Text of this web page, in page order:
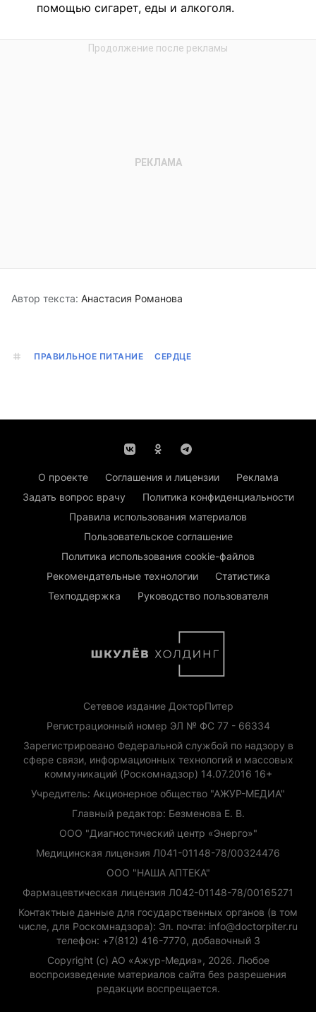
помощью сигарет, еды и алкоголя.
Автор текста: Анастасия Романова
ПРАВИЛЬНОЕ ПИТАНИЕ СЕРДЦЕ
О проекте Соглашения и лицензии
Реклама
Задать вопрос врачу
Политика конфиденциальности
Правила использования материалов
Пользовательское соглашение
Политика использования cookie-файлов
Рекомендательные технологии
Статистика
Техподдержка
Руководство пользователя
Сетевое издание ДокторПитер
Регистрационный номер ЭЛ № ФС 77 - 66334
Зарегистрировано Федеральной службой по надзору в
сфере связи, информационных технологий и массовых
коммуникаций (Роскомнадзор) 14.07.2016 16+
Учредитель: Акционерное общество "АЖУР-МЕДИА"
Главный редактор: Безменова Е. В.
ООО "Диагностический центр «Энерго»"
Медицинская лицензия Л041-01148-78/00324476
ООО "НАША АПТЕКА"
Фармацевтическая лицензия Л042-01148-78/00165271
Контактные данные для государственных органов (в том
числе, для Роскомнадзора): Эл. почта: info@doctorpiter.ru
телефон: +7(812) 416-7770, добавочный 3
Copyright (с) АО «Ажур-Медиа», 2026. Любое
воспроизведение материалов сайта без разрешения
редакции воспрещается.